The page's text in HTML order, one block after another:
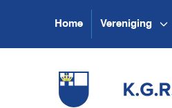
Home Vereniging